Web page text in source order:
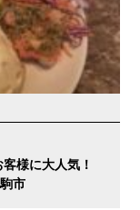
様に大人気！
市